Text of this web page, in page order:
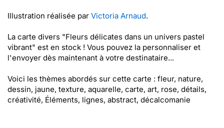
Illustration réalisée par Victoria Arnaud.
La carte divers "Fleurs délicates dans un univers pastel
vibrant" est en stock ! Vous pouvez la personnaliser et
l'envoyer dès maintenant à votre destinataire...
Voici les thèmes abordés sur cette carte : fleur, nature,
dessin, jaune, texture, aquarelle, carte, art, rose, détails,
créativité, Éléments, lignes, abstract, décalcomanie